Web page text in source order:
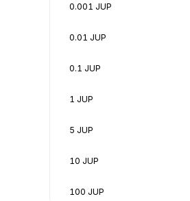
0.001 JUP
0.01 JUP
0.1 JUP
1 JUP
5 JUP
10 JUP
100 JUP